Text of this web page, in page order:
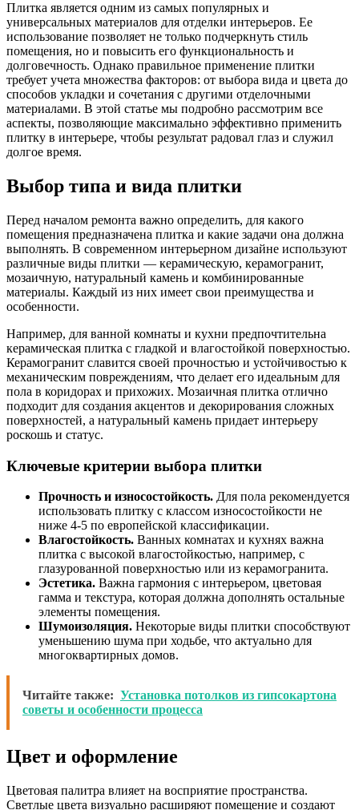
Плитка является одним из самых популярных и
универсальных материалов для отделки интерьеров. Ее
использование позволяет не только подчеркнуть стиль
помещения, но и повысить его функциональность и
долговечность. Однако правильное применение плитки
требует учета множества факторов: от выбора вида и цвета до
способов укладки и сочетания с другими отделочными
материалами. В этой статье мы подробно рассмотрим все
аспекты, позволяющие максимально эффективно применить
плитку в интерьере, чтобы результат радовал глаз и служил
долгое время.
Выбор типа и вида плитки
Перед началом ремонта важно определить, для какого
помещения предназначена плитка и какие задачи она должна
выполнять. В современном интерьерном дизайне используют
различные виды плитки — керамическую, керамогранит,
мозаичную, натуральный камень и комбинированные
материалы. Каждый из них имеет свои преимущества и
особенности.
Например, для ванной комнаты и кухни предпочтительна
керамическая плитка с гладкой и влагостойкой поверхностью.
Керамогранит славится своей прочностью и устойчивостью к
механическим повреждениям, что делает его идеальным для
пола в коридорах и прихожих. Мозаичная плитка отлично
подходит для создания акцентов и декорирования сложных
поверхностей, а натуральный камень придает интерьеру
роскошь и статус.
Ключевые критерии выбора плитки
Прочность и износостойкость. Для пола рекомендуется
использовать плитку с классом износостойкости не
ниже 4-5 по европейской классификации.
Влагостойкость. Ванных комнатах и кухнях важна
плитка с высокой влагостойкостью, например, с
глазурованной поверхностью или из керамогранита.
Эстетика. Важна гармония с интерьером, цветовая
гамма и текстура, которая должна дополнять остальные
элементы помещения.
Шумоизоляция. Некоторые виды плитки способствуют
уменьшению шума при ходьбе, что актуально для
многоквартирных домов.
Читайте также: Установка потолков из гипсокартона
советы и особенности процесса
Цвет и оформление
Цветовая палитра влияет на восприятие пространства.
Светлые цвета визуально расширяют помещение и создают